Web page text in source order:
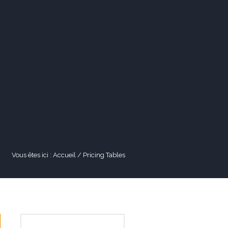
Vous êtes ici : Accueil / Pricing Tables